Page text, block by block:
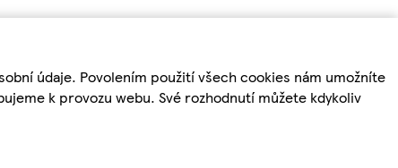
údaje. Povolením použití všech cookies nám umožníte
k provozu webu. Své rozhodnutí můžete kdykoliv